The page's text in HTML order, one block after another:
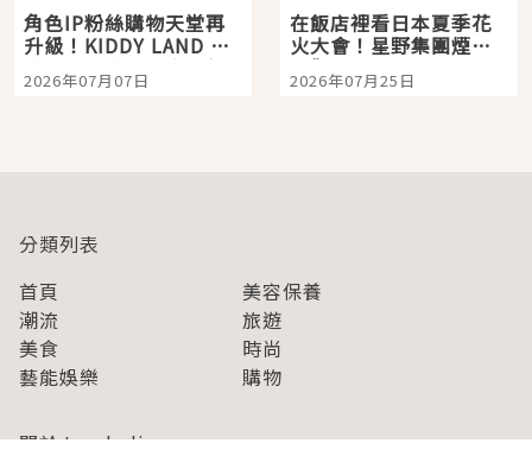
角色IP粉絲購物天堂再
升級！KIDDY LAND 原
宿店吉伊卡哇迎客，新
開幕 OMOKADO 店3分
2026年07月07日
在飯店裡看日本夏季花
火大會！星野集團煙火
景觀飯店6選，讓你不用
人擠人悠閒欣賞
2026年07月25日
分類列表
首頁
美容保養
潮流
旅遊
美食
時尚
藝能娛樂
購物
關於Japaholic